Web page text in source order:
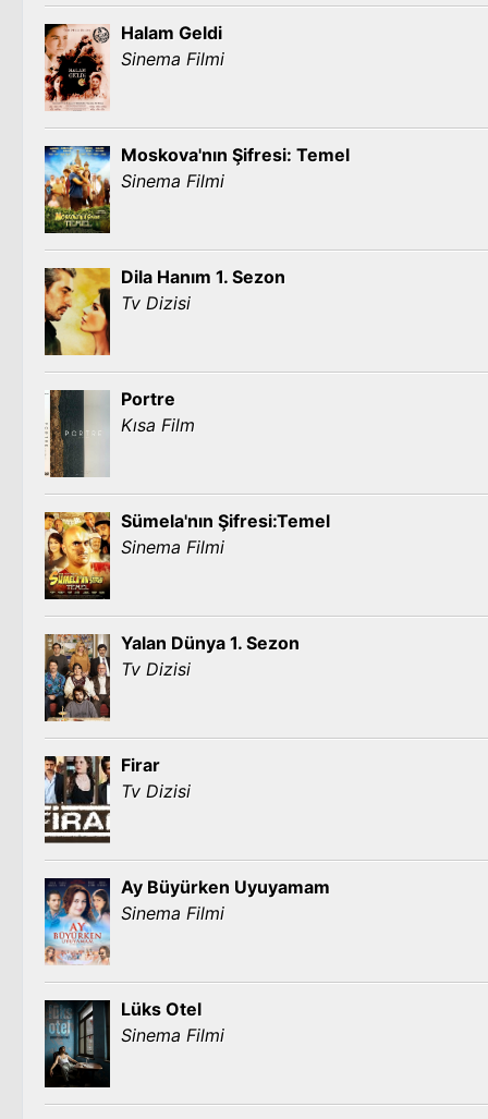
Halam Geldi
Sinema Filmi
Moskova'nın Şifresi: Temel
Sinema Filmi
Dila Hanım 1. Sezon
Tv Dizisi
Portre
Kısa Film
Sümela'nın Şifresi:Temel
Sinema Filmi
Yalan Dünya 1. Sezon
Tv Dizisi
Firar
Tv Dizisi
Ay Büyürken Uyuyamam
Sinema Filmi
Lüks Otel
Sinema Filmi